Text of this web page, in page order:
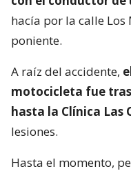
hacía por la calle
poniente.
A raíz del accidente,
motocicleta fue
hasta la Clínica Las
lesiones.
Hasta el momento,